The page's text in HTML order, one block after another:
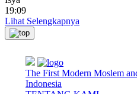
19:09
Lihat Selengkapnya
The First Modern Moslem
Indonesia